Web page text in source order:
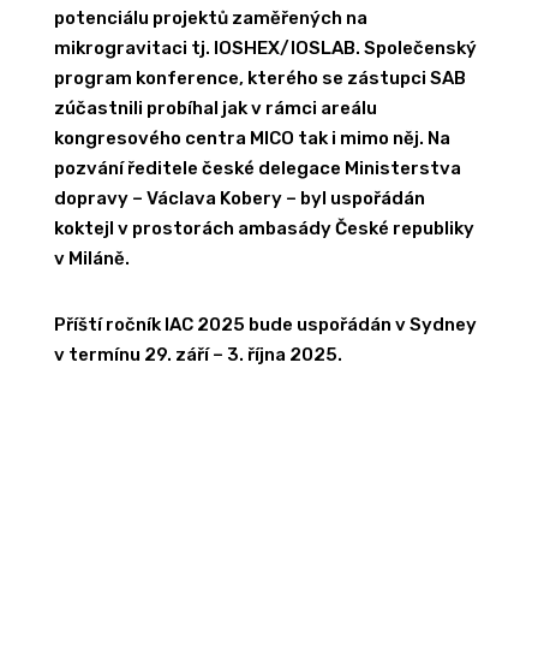
potenciálu projektů zaměřených na
mikrogravitaci tj. IOSHEX/IOSLAB. Společenský
program konference, kterého se zástupci SAB
zúčastnili probíhal jak v rámci areálu
kongresového centra MICO tak i mimo něj. Na
pozvání ředitele české delegace Ministerstva
dopravy – Václava Kobery – byl uspořádán
koktejl v prostorách ambasády České republiky
v Miláně.
Příští ročník IAC 2025 bude uspořádán v Sydney
v termínu 29. září – 3. října 2025.